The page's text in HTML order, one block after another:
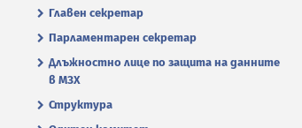
Главен секретар
Парламентарен секретар
Длъжностно лице по защита на данните
в МЗХ
Структура